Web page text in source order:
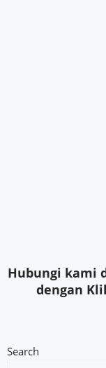
Hubungi kami
dengan
Search